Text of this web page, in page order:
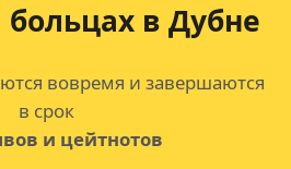
в Дубне
вовремя и завершаются
в срок
и цейтнотов